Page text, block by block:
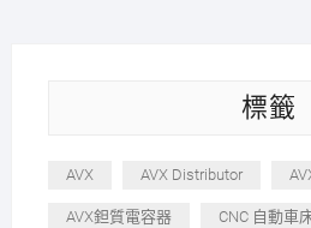
標籤
AVX AVX Distributor
AVX鉭質電容器 CNC 自動車